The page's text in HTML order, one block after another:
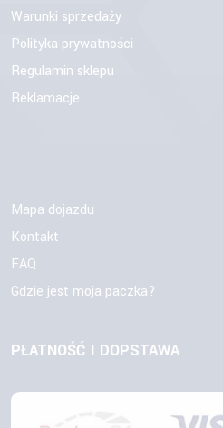
Warunki sprzedaży
Polityka prywatności
Regulamin sklepu
Reklamacje
Mapa dojazdu
Kontakt
FAQ
Gdzie jest moja paczka?
PŁATNOŚĆ I DOPSTAWA